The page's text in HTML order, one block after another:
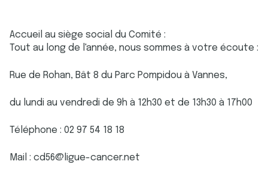
Accueil au siège social du Comité :
Tout au long de l'année, nous sommes à votre écoute :
Rue de Rohan, Bât 8 du Parc Pompidou à Vannes,
du lundi au vendredi de 9h à 12h30 et de 13h30 à 17h00
Téléphone : 02 97 54 18 18
Mail : cd56@ligue-cancer.net